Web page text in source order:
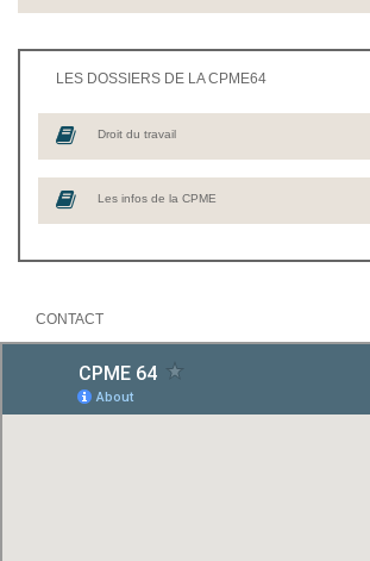
LES DOSSIERS DE LA CPME64
Droit du travail
Les infos de la CPME
CONTACT